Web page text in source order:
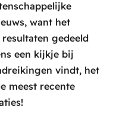
want het
gedeeld
een kijkje bij
vindt, het
meest recente